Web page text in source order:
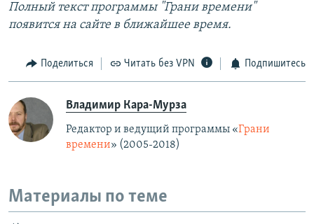
Полный текст программы "Грани времени"
появится на сайте в ближайшее время.
Поделиться Читать без VPN Подпишитесь
Владимир Кара-Мурза
Редактор и ведущий программы «Грани
времени» (2005-2018)
Материалы по теме